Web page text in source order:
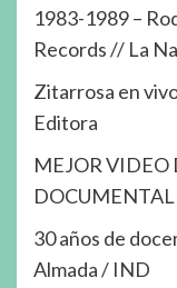
1983-1989 –
Records // La
Zitarrosa en
Editora
MEJOR VIDEO
DOCUMENTAL
30 años de
Almada / IND